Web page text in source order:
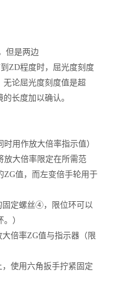
但是两边
ZD程度时，屈光度刻度
无论屈光度刻度值是超
长度加以确认。
用作放大倍率指示值）
放大倍率限定在所需范
ZG值，而左变倍手轮用于
定螺丝④，限位环可以
）
大倍率ZG值与指示器（限
使用六角扳手拧紧固定